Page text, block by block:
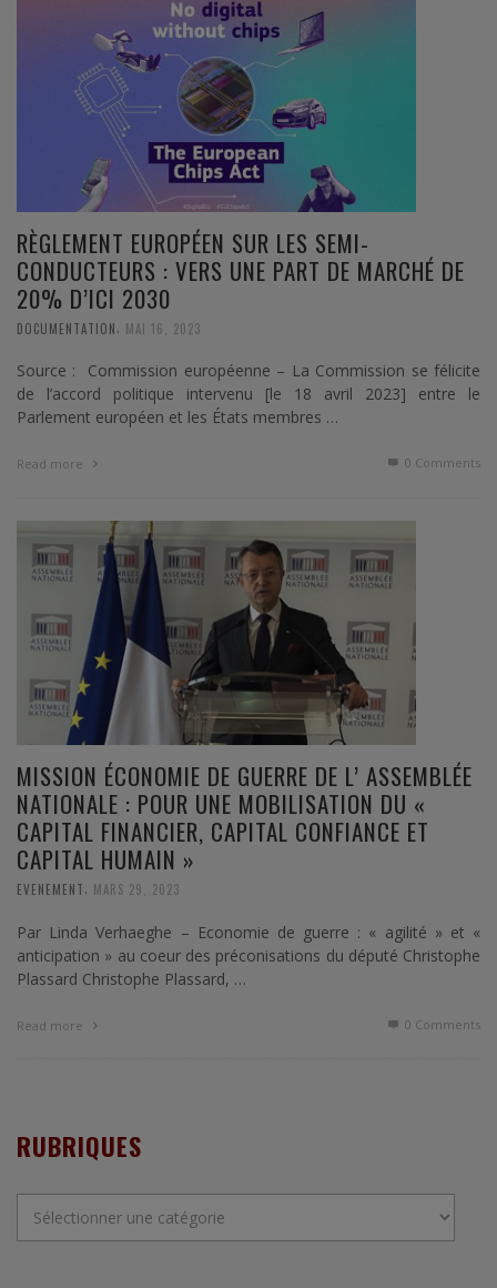
RÈGLEMENT EUROPÉEN SUR LES SEMI-
CONDUCTEURS : VERS UNE PART DE MARCHÉ DE
20% D’ICI 2030
DOCUMENTATION MAI 16, 2023
Source : Commission européenne – La Commission se félicite
de l’accord politique intervenu [le 18 avril 2023] entre le
Parlement européen et les États membres …
Read more 0 Comments
MISSION ÉCONOMIE DE GUERRE DE L’ ASSEMBLÉE
NATIONALE : POUR UNE MOBILISATION DU «
CAPITAL FINANCIER, CAPITAL CONFIANCE ET
CAPITAL HUMAIN »
EVENEMENT MARS 29, 2023
Par Linda Verhaeghe – Economie de guerre : « agilité » et «
anticipation » au coeur des préconisations du député Christophe
Plassard Christophe Plassard, …
Read more 0 Comments
RUBRIQUES